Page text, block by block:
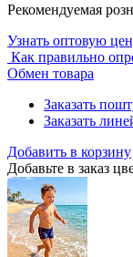
Рекомендуемая
Узнать оптовую
Как правильно
Обмен товара
Заказать
Заказать
Добавить в корзину
Добавьте в заказ